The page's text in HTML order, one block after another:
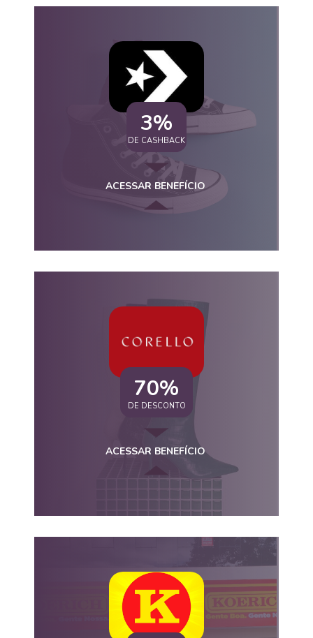
3%
DE CASHBACK
ACESSAR BENEFÍCIO
70%
DE DESCONTO
ACESSAR BENEFÍCIO